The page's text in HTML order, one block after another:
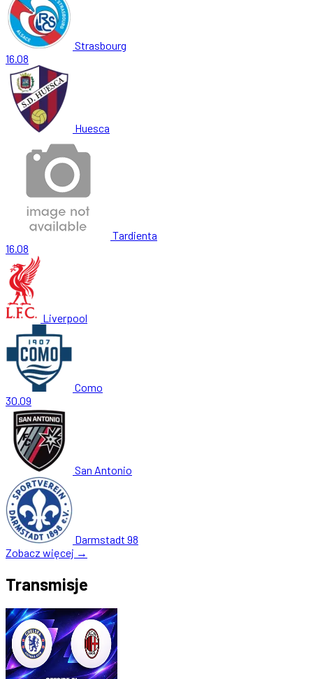
Strasbourg
16.08
Huesca
Tardienta
16.08
Liverpool
Como
30.09
San Antonio
Darmstadt 98
Zobacz więcej →
Transmisje